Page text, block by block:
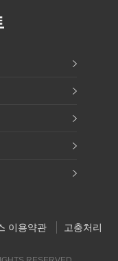
이용약관
고충처리